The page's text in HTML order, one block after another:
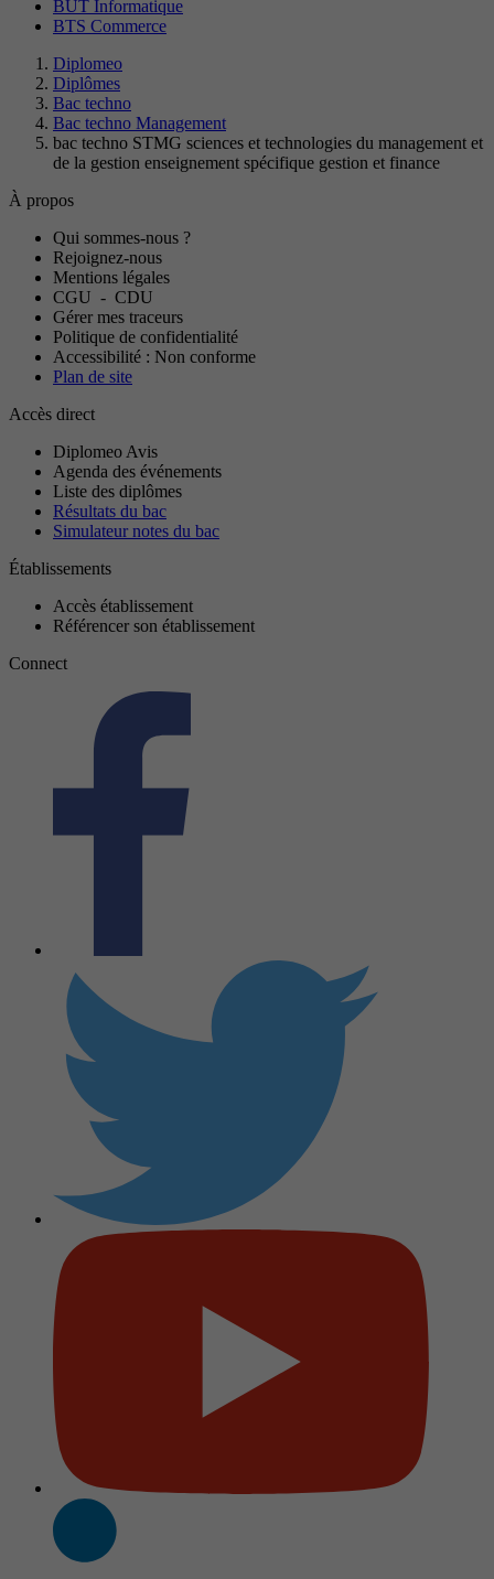
BUT Informatique
BTS Commerce
Diplomeo
Diplômes
Bac techno
Bac techno Management
bac techno STMG sciences et technologies du management et
de la gestion enseignement spécifique gestion et finance
À propos
Qui sommes-nous ?
Rejoignez-nous
Mentions légales
CGU - CDU
Gérer mes traceurs
Politique de confidentialité
Accessibilité : Non conforme
Plan de site
Accès direct
Diplomeo Avis
Agenda des événements
Liste des diplômes
Résultats du bac
Simulateur notes du bac
Établissements
Accès établissement
Référencer son établissement
Connect